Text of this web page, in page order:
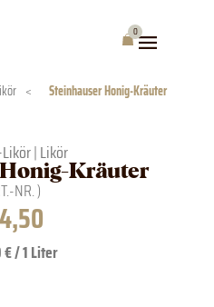
0
Warenkorb
< Steinhauser Honig-Kräuter
|Likör
Kräuter
NR.)
/ 1 Liter